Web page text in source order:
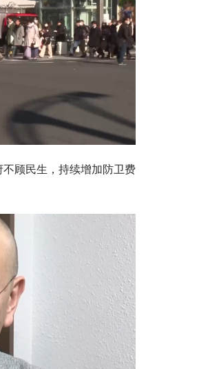
顾民生，持续增加防卫费